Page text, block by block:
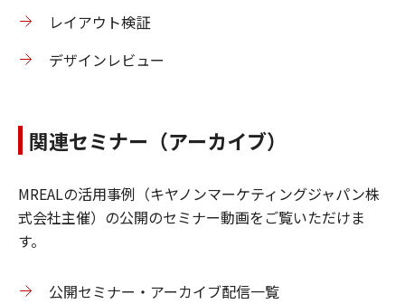
レイアウト検証
デザインレビュー
関連セミナー（アーカイブ）
MREALの活用事例（キヤノンマーケティングジャパン株
式会社主催）の公開のセミナー動画をご覧いただけま
す。
公開セミナー・アーカイブ配信一覧